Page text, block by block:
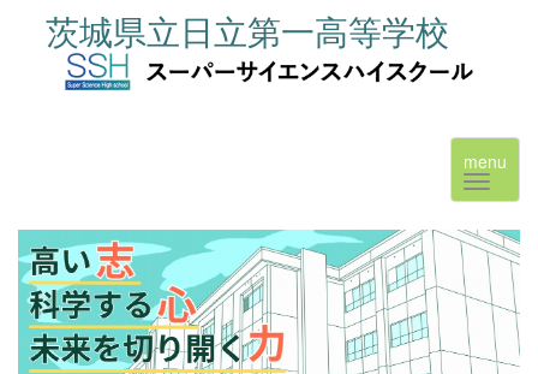
茨城県立日立第一高等学校
menu